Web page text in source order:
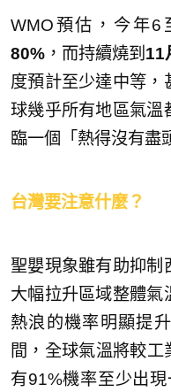
WMO預估，今年
80% ，而持續燒到 11
度預計至少達中等，
球幾乎所有地區氣溫
臨一個「熱得沒有盡
台灣要注意什麼？
聖嬰現象雖有助抑制
大幅拉升區域整體氣
熱浪的機率明顯提
間，全球氣溫將較工
有91%機率至少出